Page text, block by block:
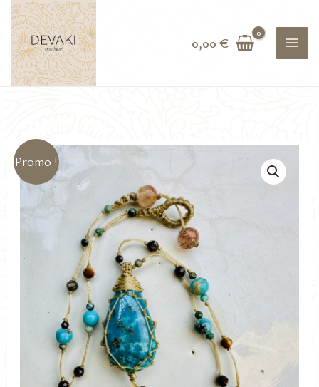
Aller
au
contenu
0,00 €
Promo !